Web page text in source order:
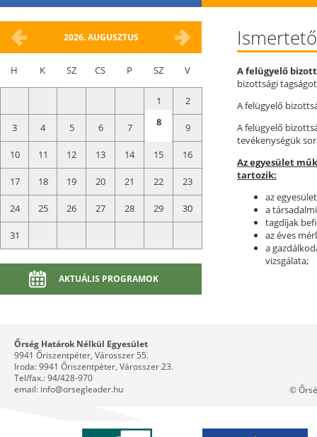
2026. AUGUSZTUS
H K SZ CS P SZ V
1 2
3 4 5 6 7 8 9
10 11 12 13 14 15 16
17 18 19 20 21 22 23
24 25 26 27 28 29 30
31
AKTUÁLIS PROGRAMOK
Ismertető
A felügyelő
bizottsági
A felügyelő
A felügyelő
tevékenységük
Az egyesület
tartozik:
az
a
tagdíjak
az éves
a
vizsgálata;
Őrség Határok Nélkül Egyesület
9941 Őriszentpéter, Városszer 55.
Iroda: 9941 Őriszentpéter, Városszer 23.
Tel/fax.: 94/428-970
email: info@orsegleader.hu ©